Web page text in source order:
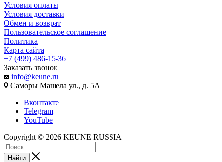
Условия оплаты
Условия доставки
Обмен и возврат
Пользовательское соглашение
Политика
Карта сайта
+7 (499) 486-15-36
Заказать звонок
info@keune.ru
Саморы Машела ул., д. 5А
Вконтакте
Telegram
YouTube
Copyright © 2026 KEUNE RUSSIA
Найти